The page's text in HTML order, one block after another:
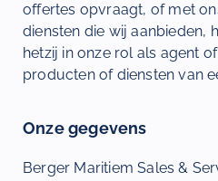
offertes opvraagt, of met
diensten die wij aanbieden,
hetzij in onze rol als agent
producten of diensten van
Onze gegevens
Berger Maritiem Sales &